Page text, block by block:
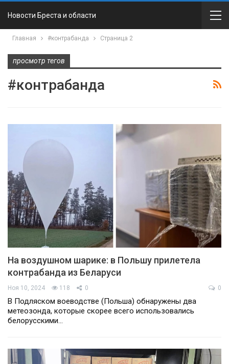
Новости Бреста и области
Главная #контрабанда Страница 2
просмотр тегов
#контрабанда
На воздушном шарике: в Польшу прилетела
контрабанда из Беларуси
Ноя 10, 2024 118 0 0
В Подляском воеводстве (Польша) обнаружены два
метеозонда, которые скорее всего использовались
белорусскими…